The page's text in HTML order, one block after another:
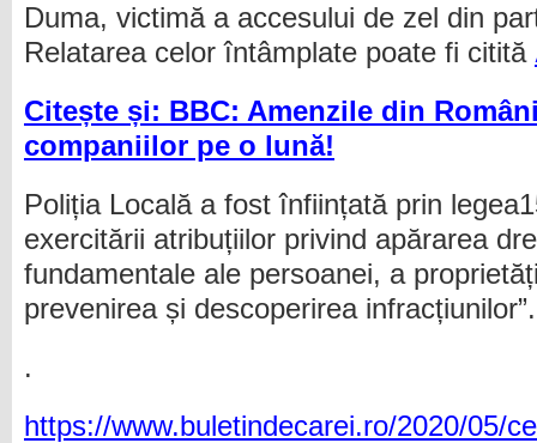
Duma, victimă a accesului de zel din
Relatarea celor întâmplate poate fi citită
Citește și: BBC: Amenzile din
companiilor pe o lună!
Poliția Locală a fost înființată prin
exercitării atribuțiilor privind apărarea
fundamentale ale persoanei, a
prevenirea și descoperirea infracțiunilor”.
.
https://www.buletindecarei.ro/2020/05/